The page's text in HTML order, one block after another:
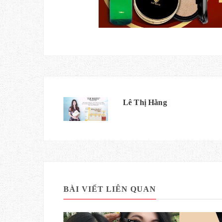
Lê Thị Hằng
BÀI VIẾT LIÊN QUAN